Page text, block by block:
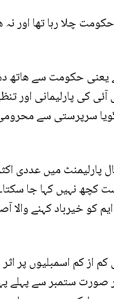
چلا رہا تھا اور نہ
یعنی حکومت سے ھاتھ
کی پارلیمانی اور
گویا سرپرستی سے
پارلیمنٹ میں عددی
کچھ نہیں کہا جا
کو خیرباد کہنے والا
کم اسمبلیوں پر اثر
صورت ستمبر سے پہلے